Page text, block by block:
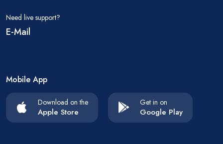
Need live support?
E-Mail
Mobile App
Download on the
Apple Store
Get in on
Google Play